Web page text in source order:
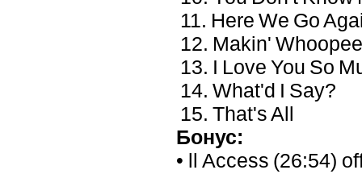
11. Here We Go
12. Makin' Whoopee
13. I Love You So
14. What'd I Say?
15. That's All
Бонус:
• ll Access (26:54)